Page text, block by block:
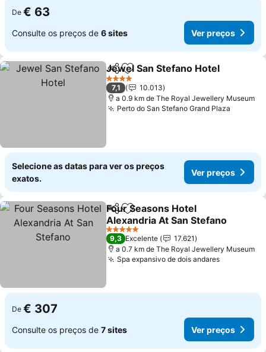
De € 63
Consulte os preços de 6 sites Ver preços
PartilharAdicionar aos favoritos
Jewel San Stefano Hotel
4 Estrelas
7,1
10.013
a 0.9 km de The Royal Jewellery Museum
Perto do San Stefano Grand Plaza
Selecione as datas para ver os preços
exatos.
Ver preços
PartilharAdicionar aos favoritos
Four Seasons Hotel
Alexandria At San Stefano
5 Estrelas
9,3 Excelente
17.621
a 0.7 km de The Royal Jewellery Museum
Spa expansivo de dois andares
De € 307
Consulte os preços de 7 sites Ver preços